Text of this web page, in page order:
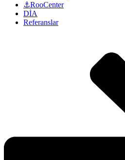
⚓RooCenter
DİA
Referanslar